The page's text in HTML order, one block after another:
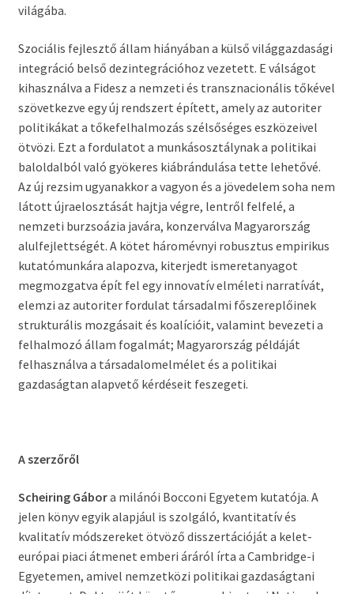
világába.
Szociális fejlesztő állam hiányában a külső világgazdasági
integráció belső dezintegrációhoz vezetett. E válságot
kihasználva a Fidesz a nemzeti és transznacionális tőkével
szövetkezve egy új rendszert épített, amely az autoriter
politikákat a tőkefelhalmozás szélsőséges eszközeivel
ötvözi. Ezt a fordulatot a munkásosztálynak a politikai
baloldalból való gyökeres kiábrándulása tette lehetővé.
Az új rezsim ugyanakkor a vagyon és a jövedelem soha nem
látott újraelosztását hajtja végre, lentről felfelé, a
nemzeti burzsoázia javára, konzerválva Magyarország
alulfejlettségét. A kötet háromévnyi robusztus empirikus
kutatómunkára alapozva, kiterjedt ismeretanyagot
megmozgatva épít fel egy innovatív elméleti narratívát,
elemzi az autoriter fordulat társadalmi főszereplőinek
strukturális mozgásait és koalícióit, valamint bevezeti a
felhalmozó állam fogalmát; Magyarország példáját
felhasználva a társadalomelmélet és a politikai
gazdaságtan alapvető kérdéseit feszegeti.
A szerzőről
Scheiring Gábora milánói Bocconi Egyetem kutatója. A
jelen könyv egyik alapjául is szolgáló, kvantitatív és
kvalitatív módszereket ötvöző disszertációját a kelet-
európai piaci átmenet emberi áráról írta a Cambridge-i
Egyetemen, amivel nemzetközi politikai gazdaságtani